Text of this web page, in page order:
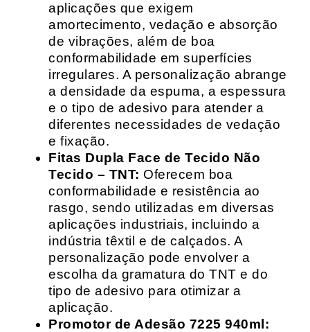
aplicações que exigem
amortecimento, vedação e absorção
de vibrações, além de boa
conformabilidade em superfícies
irregulares. A personalização abrange
a densidade da espuma, a espessura
e o tipo de adesivo para atender a
diferentes necessidades de vedação
e fixação.
Fitas Dupla Face de Tecido Não
Tecido – TNT: Oferecem boa
conformabilidade e resistência ao
rasgo, sendo utilizadas em diversas
aplicações industriais, incluindo a
indústria têxtil e de calçados. A
personalização pode envolver a
escolha da gramatura do TNT e do
tipo de adesivo para otimizar a
aplicação.
Promotor de Adesão 7225 940ml: